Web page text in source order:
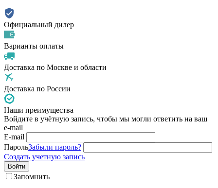
Официальный дилер
Варианты оплаты
Доставка по Москве и области
Доставка по России
Наши преимущества
Войдите в учётную запись, чтобы мы могли ответить на ваш
e-mail
E-mail
ПарольЗабыли пароль?
Создать учетную запись
Войти
Запомнить